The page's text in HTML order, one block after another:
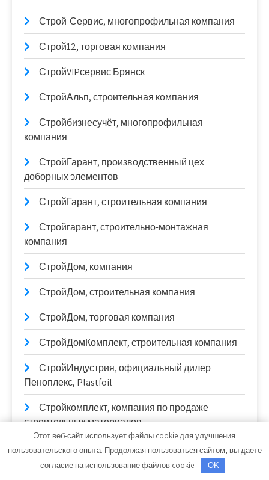
Строй-Сервис, многопрофильная компания
Строй12, торговая компания
СтройVIPсервис Брянск
СтройАльп, строительная компания
Стройбизнесучёт, многопрофильная
компания
СтройГарант, производственный цех
доборных элементов
СтройГарант, строительная компания
Стройгарант, строительно-монтажная
компания
СтройДом, компания
СтройДом, строительная компания
СтройДом, торговая компания
СтройДомКомплект, строительная компания
СтройИндустрия, официальный дилер
Пеноплекс, Plastfoil
Стройкомплект, компания по продаже
строительных материалов
СтройКровля
СтройКровРегион, производственный цех
Этот веб-сайт использует файлы cookie для улучшения
пользовательского опыта. Продолжая пользоваться сайтом, вы даете
согласие на использование файлов cookie.
OK